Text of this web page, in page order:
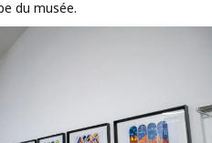
du musée.